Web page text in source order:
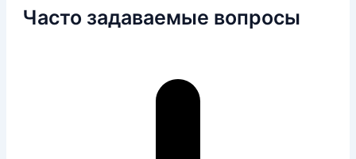
Часто задаваемые вопросы